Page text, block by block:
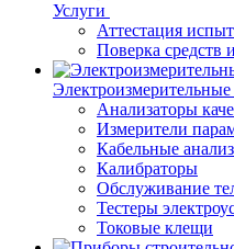
Услуги
Аттестация
Поверка средств
Анализаторы
Измерители
Кабельные
Калибраторы
Обслуживание
Тестеры
Токовые клещи